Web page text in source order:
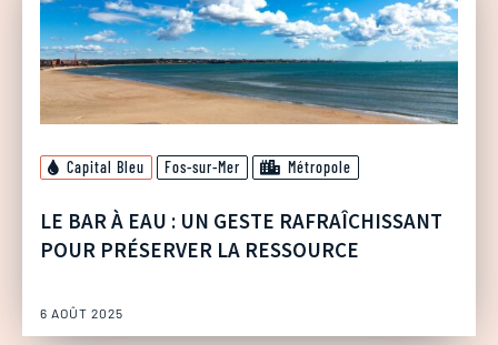
Capital Bleu Fos-sur-Mer Métropole
LE BAR À EAU : UN GESTE RAFRAÎCHISSANT
POUR PRÉSERVER LA RESSOURCE
6 AOÛT 2025